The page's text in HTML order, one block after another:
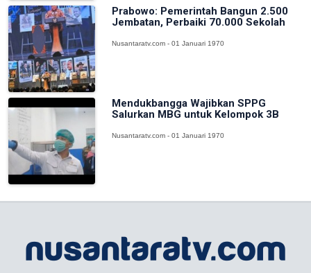
Prabowo: Pemerintah Bangun 2.500
Jembatan, Perbaiki 70.000 Sekolah
Nusantaratv.com - 01 Januari 1970
Mendukbangga Wajibkan SPPG
Salurkan MBG untuk Kelompok 3B
Nusantaratv.com - 01 Januari 1970